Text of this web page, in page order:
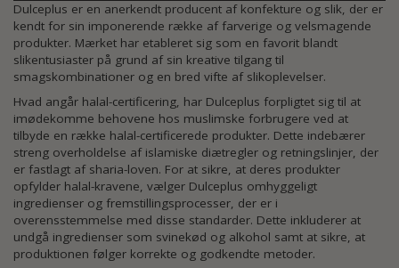
Dulceplus er en anerkendt producent af konfekture og slik, der er
kendt for sin imponerende række af farverige og velsmagende
produkter. Mærket har etableret sig som en favorit blandt
slikentusiaster på grund af sin kreative tilgang til
smagskombinationer og en bred vifte af slikoplevelser.
Hvad angår halal-certificering, har Dulceplus forpligtet sig til at
imødekomme behovene hos muslimske forbrugere ved at
tilbyde en række halal-certificerede produkter. Dette indebærer
streng overholdelse af islamiske diætregler og retningslinjer, der
er fastlagt af sharia-loven. For at sikre, at deres produkter
opfylder halal-kravene, vælger Dulceplus omhyggeligt
ingredienser og fremstillingsprocesser, der er i
overensstemmelse med disse standarder. Dette inkluderer at
undgå ingredienser som svinekød og alkohol samt at sikre, at
produktionen følger korrekte og godkendte metoder.